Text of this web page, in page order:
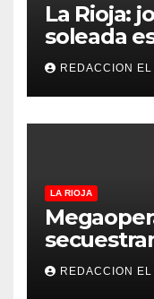
La Rioja:
soleada
el viernes
REDACCION EL
LA RIOJA
destino
REDACCION EL